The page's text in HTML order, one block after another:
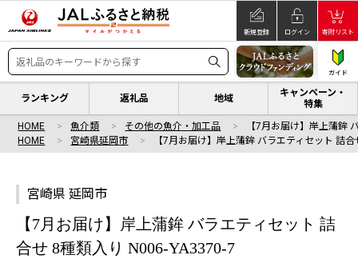
新規登録 ログイン 寄附リスト
ガイド
ランキング 返礼品 地域
キャンペーン・
特集
HOME 魚介類 その他の魚介・加工品
【7月お届け】岸上蒲鉾
HOME
宮崎県延岡市 【7月お届け】岸上蒲鉾 バラエティセット 詰
宮崎県 延岡市
【7月お届け】岸上蒲鉾 バラエティセット 詰
合せ 8種類入り N006-YA3370-7